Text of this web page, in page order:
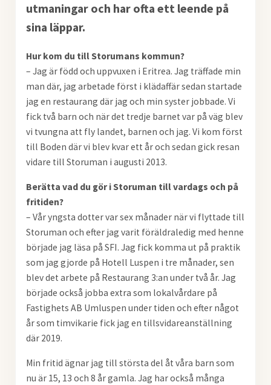
utmaningar och har ofta ett leende på
sina läppar.
Hur kom du till Storumans kommun?
– Jag är född och uppvuxen i Eritrea. Jag träffade min
man där, jag arbetade först i klädaffär sedan startade
jag en restaurang där jag och min syster jobbade. Vi
fick två barn och när det tredje barnet var på väg blev
vi tvungna att fly landet, barnen och jag. Vi kom först
till Boden där vi blev kvar ett år och sedan gick resan
vidare till Storuman i augusti 2013.
Berätta vad du gör i Storuman till vardags och på
fritiden?
– Vår yngsta dotter var sex månader när vi flyttade till
Storuman och efter jag varit föräldraledig med henne
började jag läsa på SFI. Jag fick komma ut på praktik
som jag gjorde på Hotell Luspen i tre månader, sen
blev det arbete på Restaurang 3:an under två år. Jag
började också jobba extra som lokalvårdare på
Fastighets AB Umluspen under tiden och efter något
år som timvikarie fick jag en tillsvidareanställning
där 2019.
Min fritid ägnar jag till största del åt våra barn som
nu är 15, 13 och 8 år gamla. Jag har också många